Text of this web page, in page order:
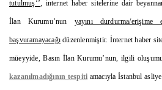
tutulmuş‘’, internet haber sitelerine dair
İlan Kurumu’nun yayını durdurma/erişime
başvuramayacağı düzenlenmiştir. İnternet haber
müeyyide, Basın İlan Kurumu’nun, ilgili
kazanılmadığının tespiti amacıyla İstanbul